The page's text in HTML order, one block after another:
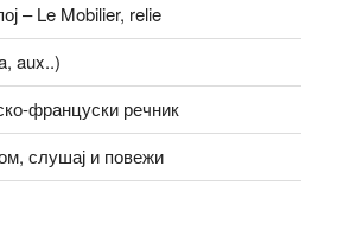
– Le Mobilier, relie
aux..)
француски речник
слушај и повежи